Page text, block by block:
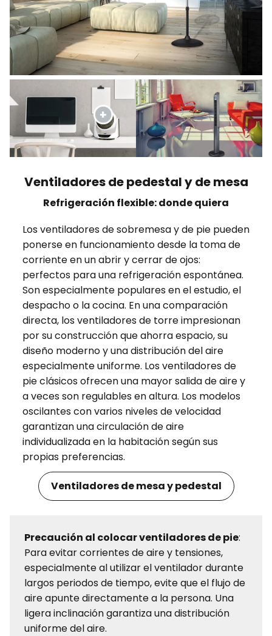
Ventiladores de pedestal y de mesa
Refrigeración flexible: donde quiera
Los ventiladores de sobremesa y de pie pueden
ponerse en funcionamiento desde la toma de
corriente en un abrir y cerrar de ojos:
perfectos para una refrigeración espontánea.
Son especialmente populares en el estudio, el
despacho o la cocina. En una comparación
directa, los ventiladores de torre impresionan
por su construcción que ahorra espacio, su
diseño moderno y una distribución del aire
especialmente uniforme. Los ventiladores de
pie clásicos ofrecen una mayor salida de aire y
a veces son regulables en altura. Los modelos
oscilantes con varios niveles de velocidad
garantizan una circulación de aire
individualizada en la habitación según sus
propias preferencias.
Ventiladores de mesa y pedestal
Precaución al colocar ventiladores de pie:
Para evitar corrientes de aire y tensiones,
especialmente al utilizar el ventilador durante
largos periodos de tiempo, evite que el flujo de
aire apunte directamente a la persona. Una
ligera inclinación garantiza una distribución
uniforme del aire.